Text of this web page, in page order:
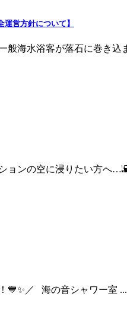
運営方針について】
般海水浴客が落石に巻き込
ョンの空に浸りたい方へ
💙✨／ 海の音シャワー室 ...